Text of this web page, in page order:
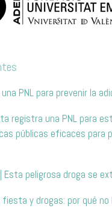
una PNL para prevenir la
registra una PNL para
públicas eficaces para
| Esta peligrosa droga se
fiesta y drogas: por qué no